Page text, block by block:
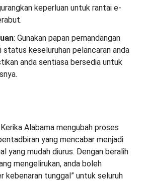
keperluan untuk rantai e-
: Gunakan papan pemandangan
status keseluruhan pelancaran anda
anda sentiasa bersedia untuk
Alabama mengubah proses
yang mencabar menjadi
yang mudah diurus. Dengan beralih
mengelirukan, anda boleh
kebenaran tunggal” untuk seluruh